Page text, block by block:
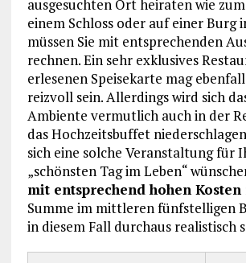
ausgesuchten Ort heiraten wie
einem Schloss oder auf einer Burg
müssen Sie mit entsprechenden
rechnen. Ein sehr exklusives
erlesenen Speisekarte mag
reizvoll sein. Allerdings wird sich
Ambiente vermutlich auch in der
das Hochzeitsbuffet
sich eine solche Veranstaltung für
„schönsten Tag im Leben“
mit entsprechend hohen Kosten
Summe im mittleren fünfstelligen
in diesem Fall durchaus realistisch